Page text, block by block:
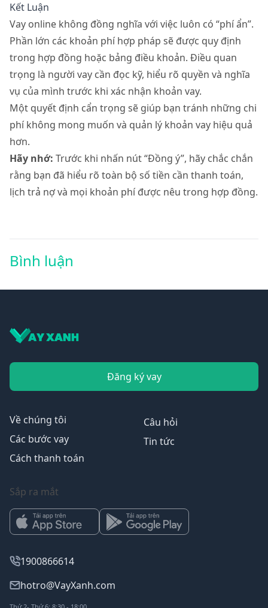
Kết Luận
Vay online không đồng nghĩa với việc luôn có “phí ẩn”.
Phần lớn các khoản phí hợp pháp sẽ được quy định
trong hợp đồng hoặc bảng điều khoản. Điều quan
trọng là người vay cần đọc kỹ, hiểu rõ quyền và nghĩa
vụ của mình trước khi xác nhận khoản vay.
Một quyết định cẩn trọng sẽ giúp bạn tránh những chi
phí không mong muốn và quản lý khoản vay hiệu quả
hơn.
Hãy nhớ: Trước khi nhấn nút “Đồng ý”, hãy chắc chắn
rằng bạn đã hiểu rõ toàn bộ số tiền cần thanh toán,
lịch trả nợ và mọi khoản phí được nêu trong hợp đồng.
Bình luận
Đăng ký vay
Về chúng tôi
Các bước vay
Cách thanh toán
Câu hỏi
Tin tức
Sắp ra mắt
1900866614
hotro@VayXanh.com